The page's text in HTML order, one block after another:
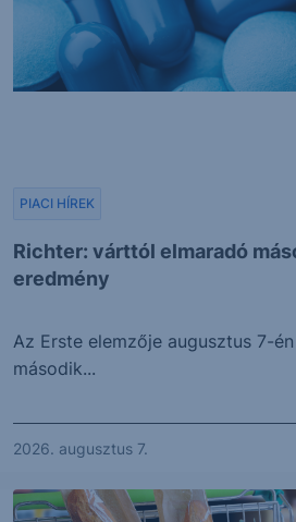
Richter: várttól elmaradó
eredmény
PIACI HÍREK
Az Erste elemzője augusztus 7-
második...
2026. augusztus 7.